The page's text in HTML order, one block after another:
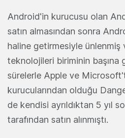
Android'in kurucusu olan
satın almasından sonra
haline getirmesiyle ünlenmiş
teknolojileri biriminin başına
sürelerle Apple ve
kurucularından olduğu
de kendisi ayrıldıktan 5 yıl
tarafından satın alınmıştı.